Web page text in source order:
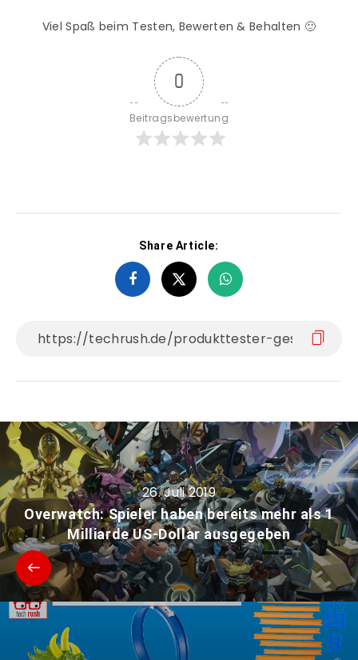
Viel Spaß beim Testen, Bewerten & Behalten 🙂
0
Beitragsbewertung
Share Article:
26. Juli 2019
Overwatch: Spieler haben bereits mehr als 1
Milliarde US-Dollar ausgegeben